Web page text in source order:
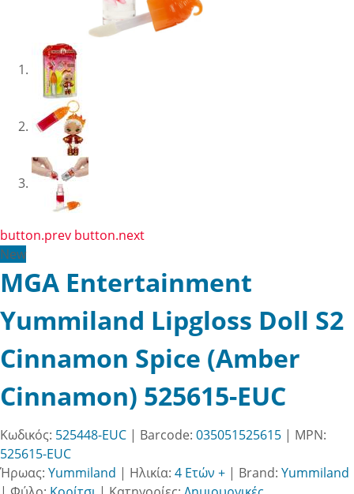
button.prev button.next
New
MGA Entertainment
Yummiland Lipgloss Doll S2
Cinnamon Spice (Amber
Cinnamon) 525615-EUC
Κωδικός: 525448-EUC | Barcode: 035051525615 | MPN:
525615-EUC
Ήρωας: Yummiland | Ηλικία: 4 Ετών + | Brand: Yummiland